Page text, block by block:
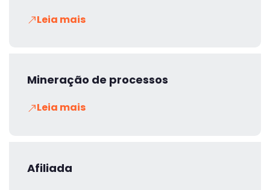
Leia mais
Mineração de processos
Leia mais
Afiliada